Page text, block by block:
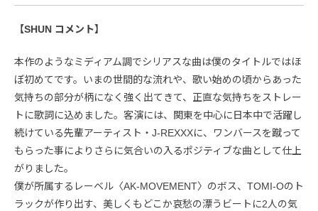
【SHUN コメント】
本作のようなミディアム調でシリアスな曲は僕のタイトルではほ
ぼ初めてです。いまの世間的な流れや、歌い始めの頃からあった
気持ちの部分が柄になく強く出てきて、正直な気持ちをストレー
トに歌詞に込めました。客演には、関東を中心に日本中で活躍し
続けている先輩アーティスト・J-REXXXに、ワンバースを蹴って
もらった事によりさらに気合いの入るポジティブな曲として仕上
がりました。
僕が所属するレーベル〈AK-MOVEMENT〉のボス、TOMI-Oのト
ラックが作り出す、美しくもどこか哀愁の漂うビートに2人の気